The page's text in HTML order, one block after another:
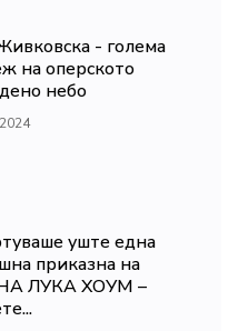
- голема
на оперското
небо
уште една
приказна на
ЛУКА ХОУМ –